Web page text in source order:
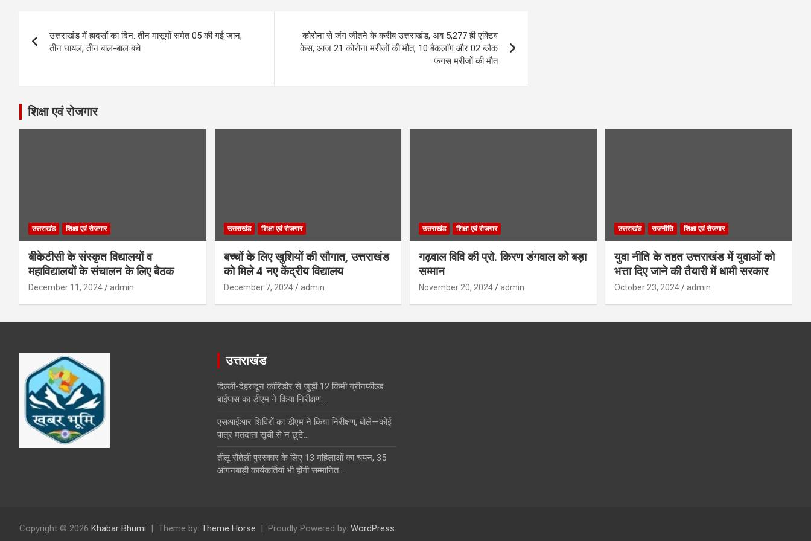
navigation
उत्तराखंड में हादसों का दिन: तीन मासूमों समेत 05 की गई जान,
तीन घायल, तीन बाल-बाल बचे
कोरोना से जंग जीतने के करीब उत्तराखंड, अब 5,277 ही एक्टिव
केस, आज 21 कोरोना मरीजों की मौत, 10 बैकलॉग और 02 ब्लैक
फंगस मरीजों की मौत
शिक्षा एवं रोजगार
उत्तराखंड शिक्षा एवं रोजगार
बीकेटीसी के संस्कृत विद्यालयों व
महाविद्यालयों के संचालन के लिए बैठक
December 11, 2024 admin
उत्तराखंड शिक्षा एवं रोजगार
बच्चों के लिए खुशियों की सौगात, उत्तराखंड
को मिले 4 नए केंद्रीय विद्यालय
December 7, 2024 admin
उत्तराखंड शिक्षा एवं रोजगार
गढ़वाल विवि की प्रो. किरण डंगवाल को बड़ा
सम्मान
November 20, 2024 admin
उत्तराखंड राजनीति शिक्षा एवं रोजगार
युवा नीति के तहत उत्तराखंड में युवाओं को
भत्ता दिए जाने की तैयारी में धामी सरकार
October 23, 2024 admin
उत्तराखंड
दिल्ली-देहरादून कॉरिडोर से जुड़ी 12 किमी ग्रीनफील्ड
बाईपास का डीएम ने किया निरीक्षण…
एसआईआर शिविरों का डीएम ने किया निरीक्षण, बोले—कोई
पात्र मतदाता सूची से न छूटे…
तीलू रौतेली पुरस्कार के लिए 13 महिलाओं का चयन, 35
आंगनबाड़ी कार्यकर्तियां भी होंगी सम्मानित…
Copyright © 2026 Khabar Bhumi Theme by: Theme Horse Proudly Powered by: WordPress